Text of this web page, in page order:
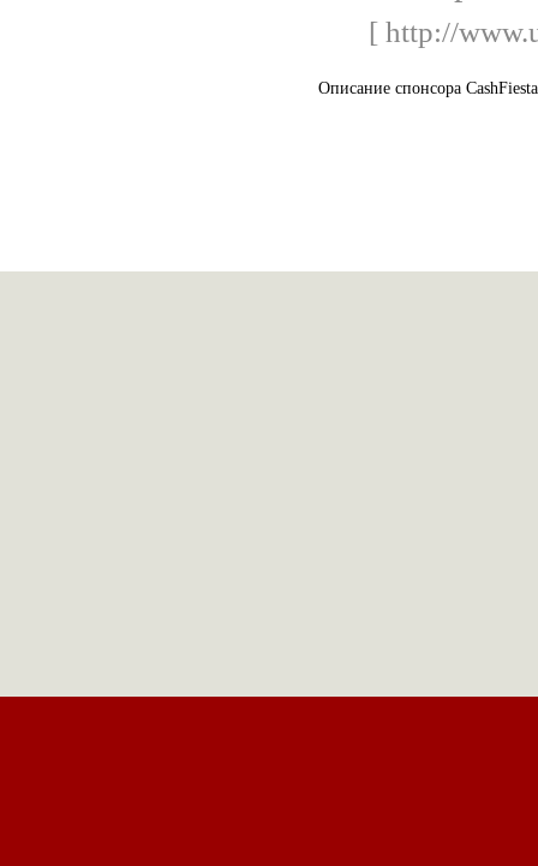
[ http://
Описание спонсора